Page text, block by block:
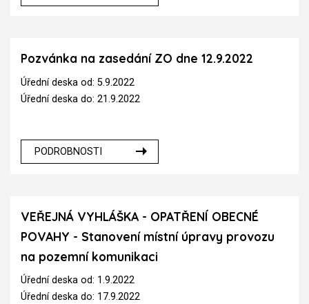
Pozvánka na zasedání ZO dne 12.9.2022
Úřední deska od: 5.9.2022
Úřední deska do: 21.9.2022
PODROBNOSTI
VEŘEJNÁ VYHLÁŠKA - OPATŘENÍ OBECNÉ
POVAHY - Stanovení místní úpravy provozu
na pozemní komunikaci
Úřední deska od: 1.9.2022
Úřední deska do: 17.9.2022